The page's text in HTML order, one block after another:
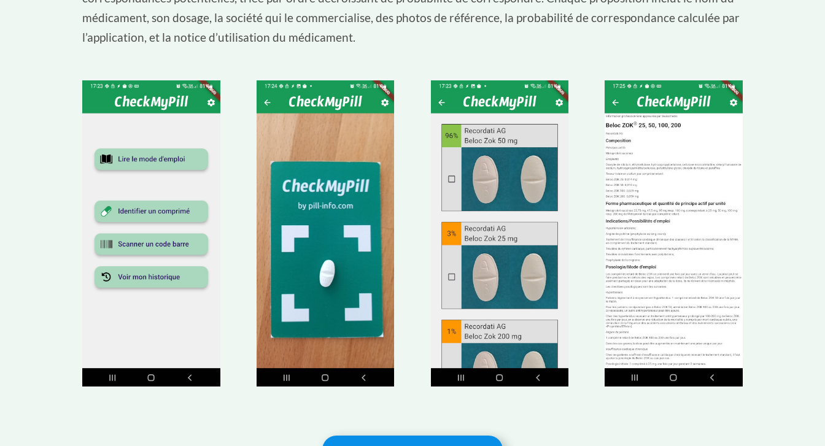
médicament, son dosage, la société qui le commercialise, des photos de référence, la probabilité de correspondance calculée par
l’application, et la notice d’utilisation du médicament.